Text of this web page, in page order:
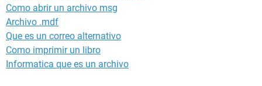
Como abrir un archivo msg
Archivo .mdf
Que es un correo alternativo
Como imprimir un libro
Informatica que es un archivo